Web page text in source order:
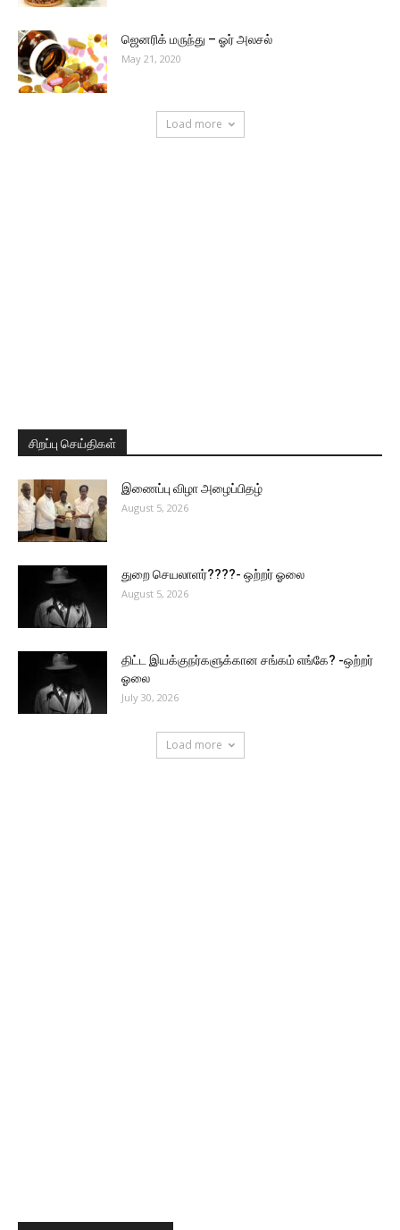
ஜெனரிக் மருந்து – ஓர் அலசல்
May 21, 2020
Load more
சிறப்பு செய்திகள்
இணைப்பு விழா அழைப்பிதழ்
August 5, 2026
துறை செயலாளர்????- ஒற்றர் ஓலை
August 5, 2026
திட்ட இயக்குநர்களுக்கான சங்கம் எங்கே? -ஒற்றர்
ஓலை
July 30, 2026
Load more